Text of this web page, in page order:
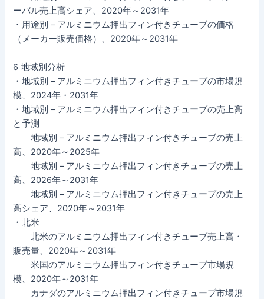
ーバル売上高シェア、2020年～2031年
・用途別 – アルミニウム押出フィン付きチューブの価格
（メーカー販売価格）、2020年～2031年
6 地域別分析
・地域別 – アルミニウム押出フィン付きチューブの市場規
模、2024年・2031年
・地域別 – アルミニウム押出フィン付きチューブの売上高
と予測
地域別 – アルミニウム押出フィン付きチューブの売上
高、2020年～2025年
地域別 – アルミニウム押出フィン付きチューブの売上
高、2026年～2031年
地域別 – アルミニウム押出フィン付きチューブの売上
高シェア、2020年～2031年
・北米
北米のアルミニウム押出フィン付きチューブ売上高・
販売量、2020年～2031年
米国のアルミニウム押出フィン付きチューブ市場規
模、2020年～2031年
カナダのアルミニウム押出フィン付きチューブ市場規